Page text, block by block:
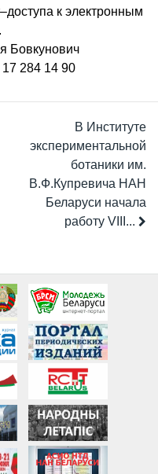
к электронным
Бовкунович
284 14 90
В Институте
экспериментальной
ботаники им.
В.Ф.Купревича НАН
Беларуси начала
работу VIII...